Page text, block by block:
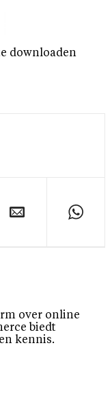
downloaden
over online
biedt
kennis.